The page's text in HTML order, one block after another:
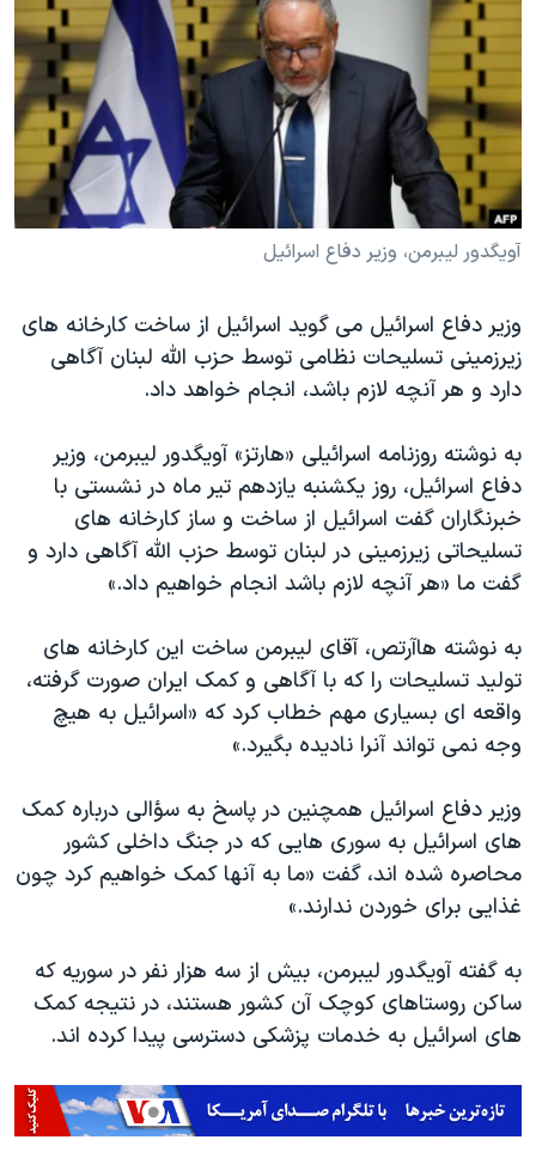
فرهنگ و زندگی
حقوق شهروندی
اقتصادی
علم و فناوری
اسرائیل در جنگ
مستندها
انتخابات ریاست جمهوری آمریکا ۲۰۲۴
حمله جمهوری اسلامی به اسرائیل
رمز مهسا
ورزش زنان در ایران
اعتراضات زن، زندگی، آزادی
تریبونال مردمی آبان ۹۸
دادگاه حمید نوری
چهل سال گروگان‌گیری
قانون شفافیت دارائی کادر رهبری ایران
اعتراضات مردمی آبان ۹۸
اسرائیل در جنگ
نرگس محمدی برنده جایزه نوبل صلح
صفحه‌های ویژه
سفر پرزیدنت ترامپ به چین
دنبال کنید
زبانهای مختلف
آویگدور لیبرمن، وزیر دفاع اسرائیل
وزیر دفاع اسرائیل می گوید اسرائیل از ساخت کارخانه های
زیرزمینی تسلیحات نظامی توسط حزب الله لبنان آگاهی
دارد و هر آنچه لازم باشد، انجام خواهد داد.
به نوشته روزنامه اسرائیلی «هارتز» آویگدور لیبرمن، وزیر
دفاع اسرائیل، روز یکشنبه یازدهم تیر ماه در نشستی با
خبرنگاران گفت اسرائیل از ساخت و ساز کارخانه های
تسلیحاتی زیرزمینی در لبنان توسط حزب الله آگاهی دارد و
گفت ما «هر آنچه لازم باشد انجام خواهیم داد.»
به نوشته هاآرتص، آقای لیبرمن ساخت این کارخانه های
تولید تسلیحات را که با آگاهی و کمک ایران صورت گرفته،
واقعه ای بسیاری مهم خطاب کرد که «اسرائیل به هیچ
وجه نمی تواند آنرا نادیده بگیرد.»
وزیر دفاع اسرائیل همچنین در پاسخ به سؤالی درباره کمک
های اسرائیل به سوری هایی که در جنگ داخلی کشور
محاصره شده اند، گفت «ما به آنها کمک خواهیم کرد چون
غذایی برای خوردن ندارند.»
به گفته آویگدور لیبرمن، بیش از سه هزار نفر در سوریه که
ساکن روستاهای کوچک آن کشور هستند، در نتیجه کمک
های اسرائیل به خدمات پزشکی دسترسی پیدا کرده اند.